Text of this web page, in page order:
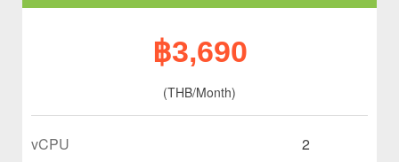
฿3,690
(THB/Month)
vCPU
2